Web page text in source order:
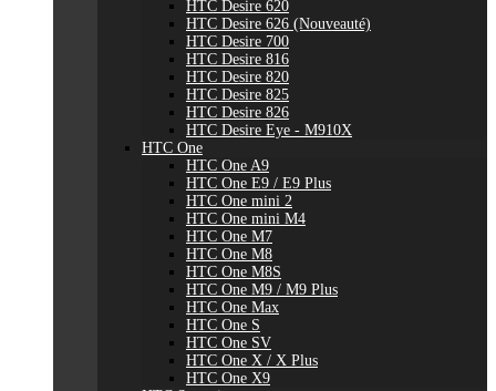
HTC Desire 620
HTC Desire 626 (Nouveauté)
HTC Desire 700
HTC Desire 816
HTC Desire 820
HTC Desire 825
HTC Desire 826
HTC Desire Eye - M910X
HTC One
HTC One A9
HTC One E9 / E9 Plus
HTC One mini 2
HTC One mini M4
HTC One M7
HTC One M8
HTC One M8S
HTC One M9 / M9 Plus
HTC One Max
HTC One S
HTC One SV
HTC One X / X Plus
HTC One X9